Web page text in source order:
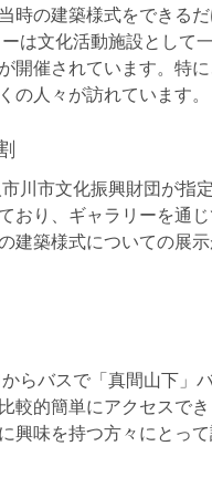
時の建築様式をできる
は文化活動施設として
開催されています。特
人々が訪れています。
川市文化振興財団が指
おり、ギャラリーを通
建築様式についての展
らバスで「真間山下」
較的簡単にアクセスで
興味を持つ方々にとっ